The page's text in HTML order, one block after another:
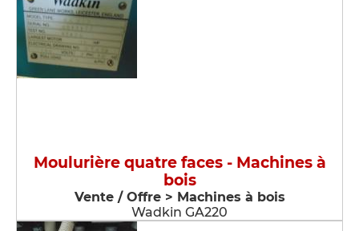
Moulurière quatre faces - Machines à
bois
Vente / Offre > Machines à bois
Wadkin GA220